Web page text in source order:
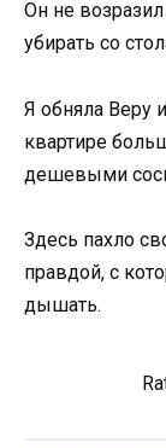
Он не
убирать со
Я обняла Веру
квартире
дешевыми
Здесь пахло
правдой, с
дышать.